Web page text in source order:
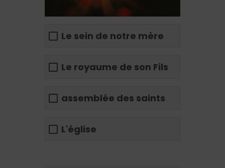
Le sein de notre mère
Le royaume de son Fils
assemblée des saints
L'église